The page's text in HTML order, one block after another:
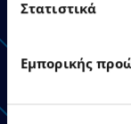
Στατιστικά
Εμπορικής